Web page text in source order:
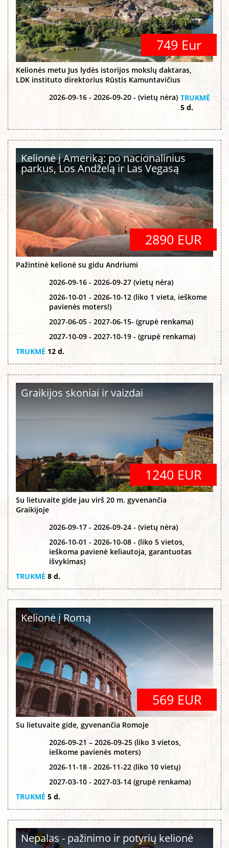
749 Eur
Kelionės metu Jus lydės istorijos mokslų daktaras,
LDK instituto direktorius Rūstis Kamuntavičius
2026-09-16 - 2026-09-20 - (vietų nėra) TRUKMĖ
5 d.
Kelionė į Ameriką: po nacionalinius
parkus, Los Andželą ir Las Vegasą
2890 EUR
Pažintinė kelionė su gidu Andriumi
2026-09-16 - 2026-09-27 (vietų nėra)
2026-10-01 - 2026-10-12 (liko 1 vieta, ieškome
pavienės moters!)
2027-06-05 - 2027-06-15- (grupė renkama)
2027-10-09 - 2027-10-19 - (grupė renkama)
TRUKMĖ 12 d.
Graikijos skoniai ir vaizdai
1240 EUR
Su lietuvaite gide jau virš 20 m. gyvenančia
Graikijoje
2026-09-17 - 2026-09-24 - (vietų nėra)
2026-10-01 - 2026-10-08 - (liko 5 vietos,
ieškoma pavienė keliautoja, garantuotas
išvykimas)
TRUKMĖ 8 d.
Kelionė į Romą
569 EUR
Su lietuvaite gide, gyvenančia Romoje
2026-09-21 – 2026-09-25 (liko 3 vietos,
ieškome pavienės moters)
2026-11-18 - 2026-11-22 (liko 10 vietų)
2027-03-10 - 2027-03-14 (grupė renkama)
TRUKMĖ 5 d.
Nepalas - pažinimo ir potyrių kelionė